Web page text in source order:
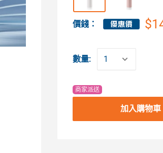
價錢：
數量:
商家派送
加入購物車